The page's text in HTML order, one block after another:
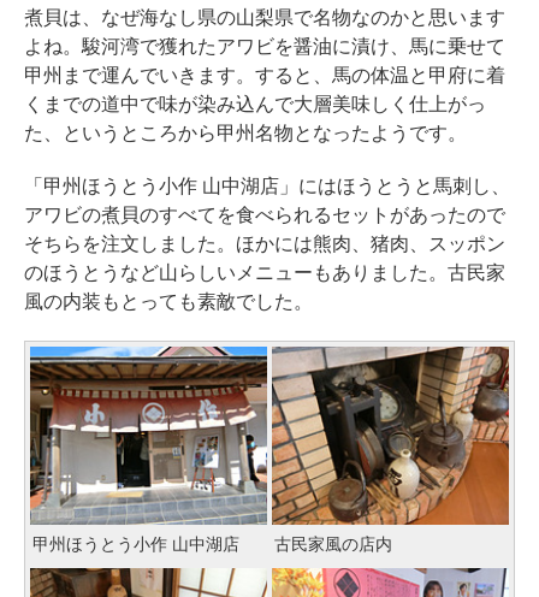
煮貝は、なぜ海なし県の山梨県で名物なのかと思います
よね。駿河湾で獲れたアワビを醤油に漬け、馬に乗せて
甲州まで運んでいきます。すると、馬の体温と甲府に着
くまでの道中で味が染み込んで大層美味しく仕上がっ
た、というところから甲州名物となったようです。
「甲州ほうとう小作 山中湖店」にはほうとうと馬刺し、
アワビの煮貝のすべてを食べられるセットがあったので
そちらを注文しました。ほかには熊肉、猪肉、スッポン
のほうとうなど山らしいメニューもありました。古民家
風の内装もとっても素敵でした。
甲州ほうとう小作 山中湖店 古民家風の店内